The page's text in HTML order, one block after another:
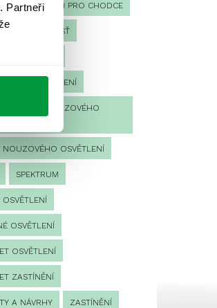
Partneři
PŘECHODŮ PRO CHODCE
SPORTOVIŠŤ
OSVĚTLENÍ
DENÍK NOUZOVÉHO
NOUZOVÉHO OSVĚTLENÍ
SPEKTRUM
OSVĚTLENÍ
OSVĚTLENÍ
OSVĚTLENÍ
ZASTÍNĚNÍ
A NÁVRHY ZASTÍNĚNÍ